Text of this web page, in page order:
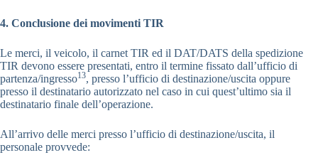
4. Conclusione dei movimenti TIR
Le merci, il veicolo, il carnet TIR ed il DAT/DATS della spedizione
TIR devono essere presentati, entro il termine fissato dall’ufficio di
partenza/ingresso13, presso l’ufficio di destinazione/uscita oppure
presso il destinatario autorizzato nel caso in cui quest’ultimo sia il
destinatario finale dell’operazione.
All’arrivo delle merci presso l’ufficio di destinazione/uscita, il
personale provvede: